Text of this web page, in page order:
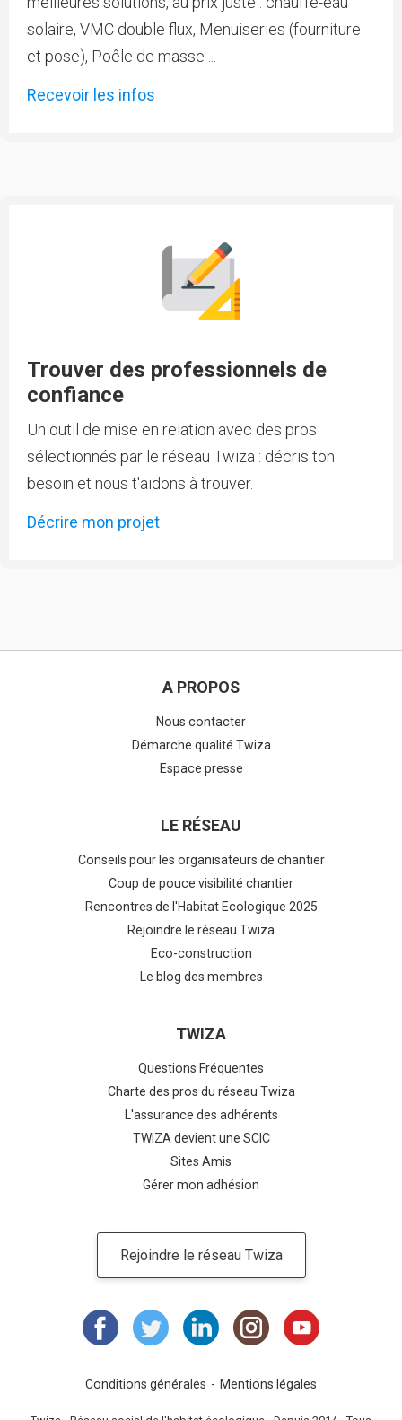
solaire, VMC double flux, Menuiseries (fourniture
et pose), Poêle de masse ...
Recevoir les infos
Trouver des professionnels de
confiance
Un outil de mise en relation avec des pros
sélectionnés par le réseau Twiza : décris ton
besoin et nous t'aidons à trouver.
Décrire mon projet
A PROPOS
Nous contacter
Démarche qualité Twiza
Espace presse
LE RÉSEAU
Conseils pour les organisateurs de chantier
Coup de pouce visibilité chantier
Rencontres de l'Habitat Ecologique 2025
Rejoindre le réseau Twiza
Eco-construction
Le blog des membres
TWIZA
Questions Fréquentes
Charte des pros du réseau Twiza
L'assurance des adhérents
TWIZA devient une SCIC
Sites Amis
Gérer mon adhésion
Rejoindre le réseau Twiza
Conditions générales Mentions légales